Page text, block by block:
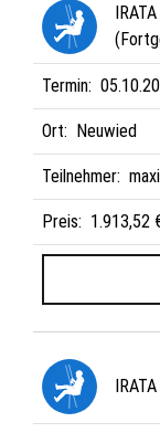
Termin:
Ort: Neuwied
Teilnehmer:
Preis: 1.913,52